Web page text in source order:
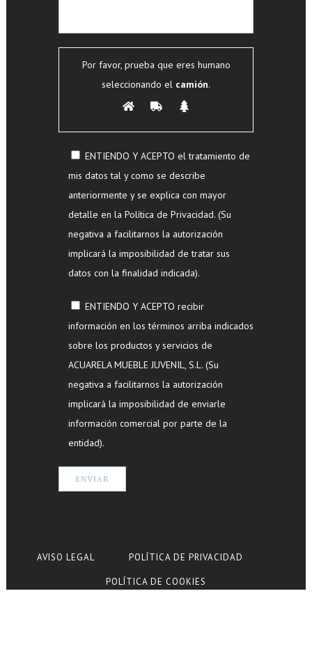
Por favor, prueba que eres humano
seleccionando el camión.
ENTIENDO Y ACEPTO el tratamiento de
mis datos tal y como se describe
anteriormente y se explica con mayor
detalle en la Política de Privacidad. (Su
negativa a facilitarnos la autorización
implicará la imposibilidad de tratar sus
datos con la finalidad indicada).
ENTIENDO Y ACEPTO recibir
información en los términos arriba indicados
sobre los productos y servicios de
ACUARELA MUEBLE JUVENIL, S.L. (Su
negativa a facilitarnos la autorización
implicará la imposibilidad de enviarle
información comercial por parte de la
entidad).
AVISO LEGAL POLÍTICA DE PRIVACIDAD
POLÍTICA DE COOKIES